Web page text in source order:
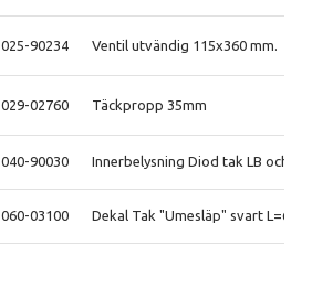
025-90234 Ventil utvändig 115x360 mm.
029-02760 Täckpropp 35mm
040-90030 Innerbelysning Diod tak LB och
060-03100 Dekal Tak "Umesläp" svart L=670